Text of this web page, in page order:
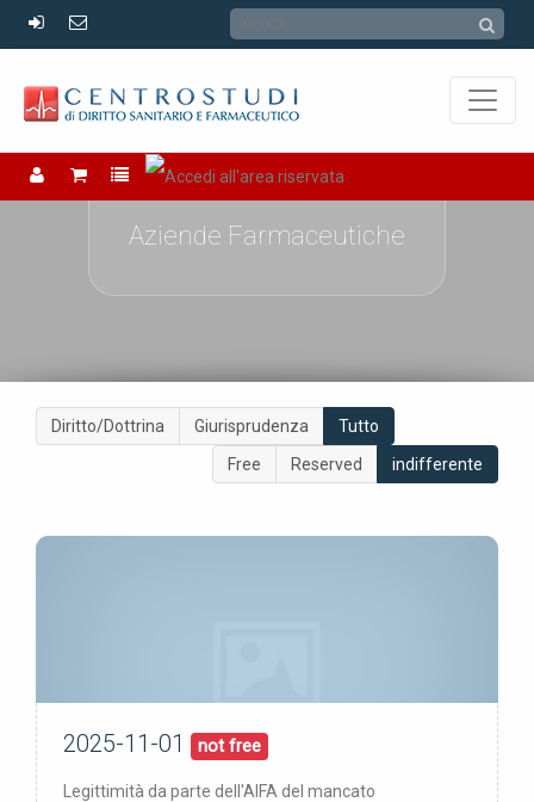
Aziende Farmaceutiche
Diritto/Dottrina Giurisprudenza
Tutto
Free
Reserved indifferente
pubblicata:01/11/25
2025-11-01 not free
Legittimità da parte dell'AIFA del mancato